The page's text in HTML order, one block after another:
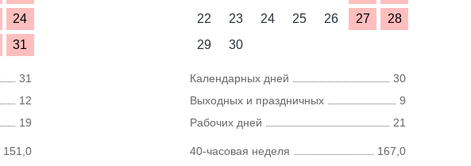
24
31
31
12
19
151,0
22
23 24 25 26 27
28
29
30
Календарных дней
30
Выходных и праздничных
9
Рабочих дней
21
40-часовая неделя
167,0